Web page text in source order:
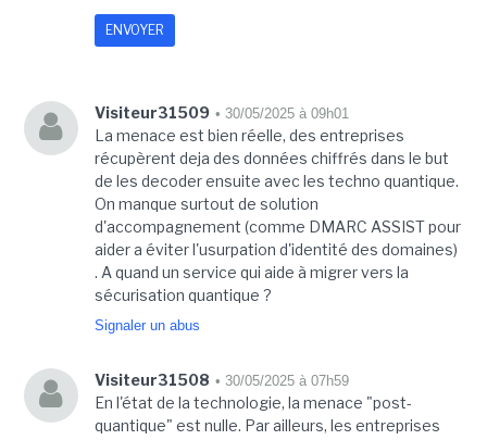
Visiteur31509 • 30/05/2025 à 09h01
La menace est bien réelle, des entreprises
récupèrent deja des données chiffrés dans le but
de les decoder ensuite avec les techno quantique.
On manque surtout de solution
d'accompagnement (comme DMARC ASSIST pour
aider a éviter l'usurpation d'identité des domaines)
. A quand un service qui aide à migrer vers la
sécurisation quantique ?
Signaler un abus
Visiteur31508 • 30/05/2025 à 07h59
En l'état de la technologie, la menace "post-
quantique" est nulle. Par ailleurs, les entreprises